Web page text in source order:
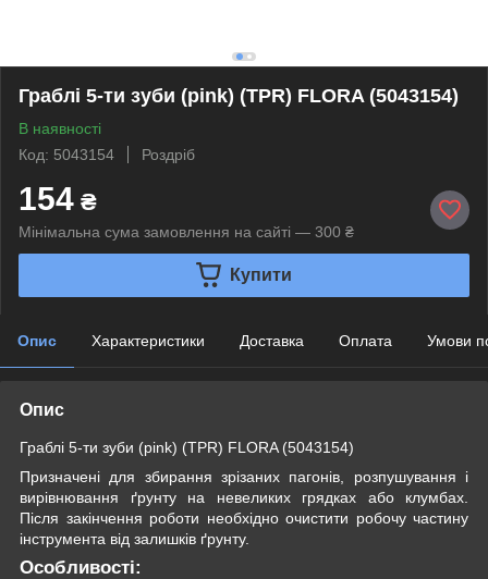
Граблі 5-ти зуби (pink) (TPR) FLORA (5043154)
В наявності
Код: 5043154
Роздріб
154 ₴
Мінімальна сума замовлення на сайті — 300 ₴
Купити
Опис Характеристики Доставка Оплата Умови
Опис
Граблі 5-ти зуби (pink) (TPR) FLORA (5043154)
Призначені для збирання зрізаних пагонів, розпушування і
вирівнювання ґрунту на невеликих грядках або клумбах.
Після закінчення роботи необхідно очистити робочу частину
інструмента від залишків ґрунту.
Особливості: